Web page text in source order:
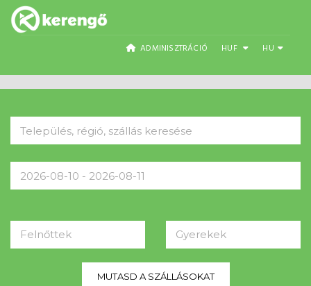
ADMINISZTRÁCIÓ HUF HU
Felnőttek Gyerekek
MUTASD A SZÁLLÁSOKAT